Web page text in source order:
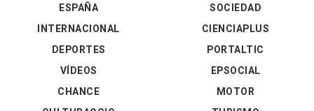
ESPAÑA
INTERNACIONAL
DEPORTES
VÍDEOS
SOCIEDAD
CIENCIAPLUS
PORTALTIC
EPSOCIAL
CHANCE
MOTOR